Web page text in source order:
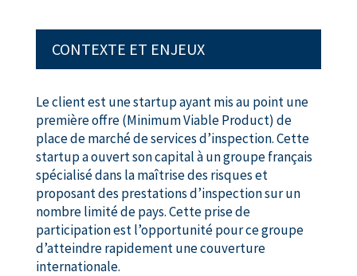
CONTEXTE ET ENJEUX
Le client est une startup ayant mis au point une
première offre (Minimum Viable Product) de
place de marché de services d’inspection. Cette
startup a ouvert son capital à un groupe français
spécialisé dans lamaîtrise des risqueset
proposant des prestations d’inspection sur un
nombre limité de pays. Cette prise de
participation est l’opportunité pour ce groupe
d’atteindre rapidement une couverture
internationale.